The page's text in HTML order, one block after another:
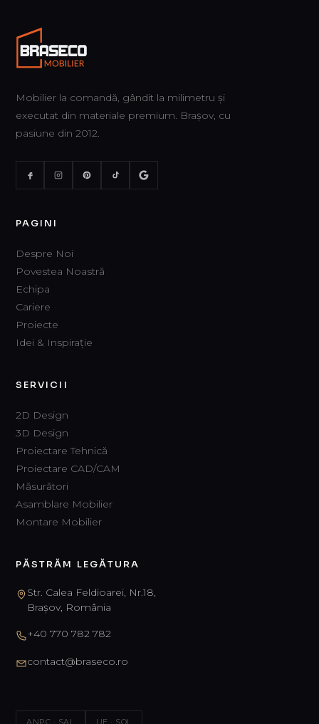
Mobilier la comandă, gândit la milimetru și
executat din materiale premium. Brașov, cu
pasiune din 2012.
PAGINI
Despre Noi
Povestea Noastră
Echipa
Cariere
Proiecte
Idei & Inspirație
SERVICII
2D Design
3D Design
Proiectare Tehnică
Proiectare CAD/CAM
Măsurători
Asamblare Mobilier
Montare Mobilier
PĂSTRĂM LEGĂTURA
Str. Calea Feldioarei, Nr.18,
Brașov, România
+40 770 782 782
contact@braseco.ro
ANPC · SAL UE · SOL